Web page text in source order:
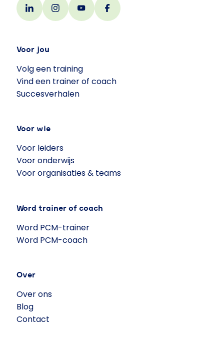
Voor jou
Volg een training
Vind een trainer of coach
Succesverhalen
Voor wie
Voor leiders
Voor onderwijs
Voor organisaties & teams
Word trainer of coach
Word PCM-trainer
Word PCM-coach
Over
Over ons
Blog
Contact